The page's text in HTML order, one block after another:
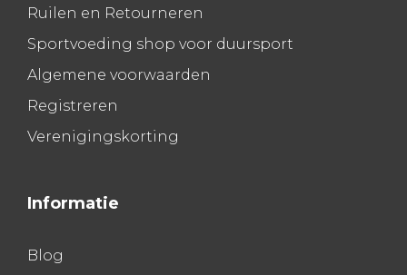
Ruilen en Retourneren
Sportvoeding shop voor duursport
Algemene voorwaarden
Registreren
Verenigingskorting
Informatie
Blog